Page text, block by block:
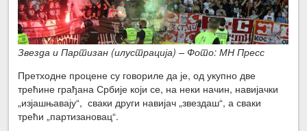
Звезда и Партизан (илустрација) – Фото: МН Пресс
Претходне процене су говориле да је, од укупно две
трећине грађана Србије који се, на неки начин, навијачки
„изјашњавају“, сваки други навијач „звездаш“, а сваки
трећи „партизановац“.